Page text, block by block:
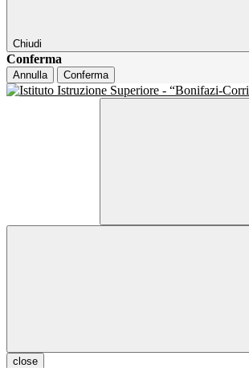
Chiudi
Conferma
Annulla Conferma
close